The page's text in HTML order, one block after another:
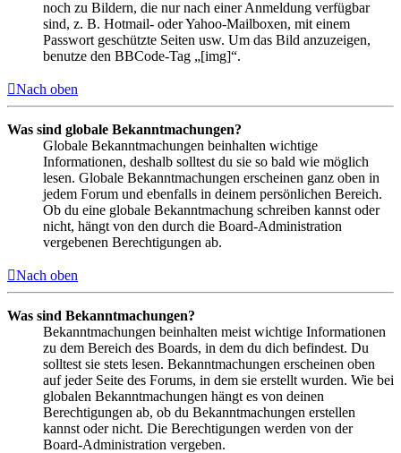
noch zu Bildern, die nur nach einer Anmeldung verfügbar
sind, z. B. Hotmail- oder Yahoo-Mailboxen, mit einem
Passwort geschützte Seiten usw. Um das Bild anzuzeigen,
benutze den BBCode-Tag „[img]“.
Nach oben
Was sind globale Bekanntmachungen?
Globale Bekanntmachungen beinhalten wichtige
Informationen, deshalb solltest du sie so bald wie möglich
lesen. Globale Bekanntmachungen erscheinen ganz oben in
jedem Forum und ebenfalls in deinem persönlichen Bereich.
Ob du eine globale Bekanntmachung schreiben kannst oder
nicht, hängt von den durch die Board-Administration
vergebenen Berechtigungen ab.
Nach oben
Was sind Bekanntmachungen?
Bekanntmachungen beinhalten meist wichtige Informationen
zu dem Bereich des Boards, in dem du dich befindest. Du
solltest sie stets lesen. Bekanntmachungen erscheinen oben
auf jeder Seite des Forums, in dem sie erstellt wurden. Wie bei
globalen Bekanntmachungen hängt es von deinen
Berechtigungen ab, ob du Bekanntmachungen erstellen
kannst oder nicht. Die Berechtigungen werden von der
Board-Administration vergeben.